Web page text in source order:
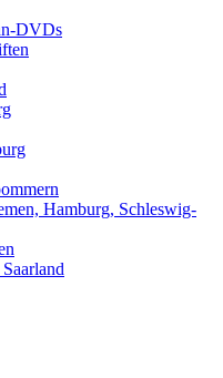
DVDs
Hamburg, Schleswig-